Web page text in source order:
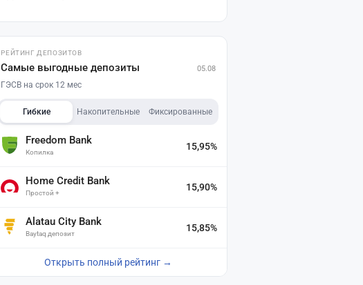
РЕЙТИНГ ДЕПОЗИТОВ
Самые выгодные депозиты 05.08
ГЭСВ на срок 12 мес
Гибкие Накопительные Фиксированные
Freedom Bank
Копилка
15,95%
Home Credit Bank
Простой +
15,90%
Alatau City Bank
Baytaq депозит
15,85%
Открыть полный рейтинг →